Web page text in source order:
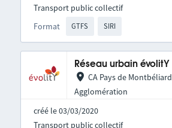
Format GTFS SIRI
Transport public collectif
Réseau urbain évolitY
CA Pays de Montbéliard
Agglomération
créé le 03/03/2020
Transport public collectif